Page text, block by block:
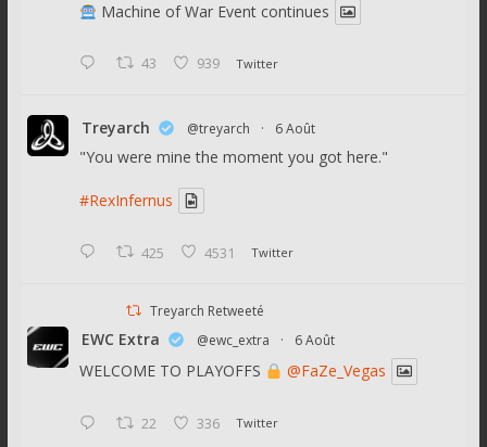
Machine of War Event continues
43 939 Twitter
Treyarch @treyarch · 6 Août
"You were mine the moment you got here."
#RexInfernus
425 4531 Twitter
Treyarch Retweeté
EWC Extra @ewc_extra · 6 Août
WELCOME TO PLAYOFFS @FaZe_Vegas
22 336 Twitter